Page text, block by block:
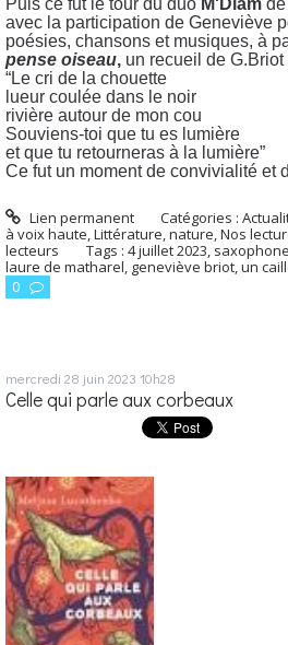
Puis ce fut le tour du duo M'Diam de
avec la participation de Geneviève
poésies, chansons et musiques, à
pense oiseau, un recueil de G.Briot
“Le cri de la chouette
lueur coulée dans le noir
rivière autour de mon cou
Souviens-toi que tu es lumière
et que tu retourneras à la lumière”
Ce fut un moment de convivialité et
Lien permanent Catégories :
à voix haute,Littérature,nature,Nos
lecteurs
Tags : 4 juillet 2023, saxophone
laure de matharel, geneviève briot,un
0
mercredi 28 juin 2023 10h28
Celle qui parle aux corbeaux